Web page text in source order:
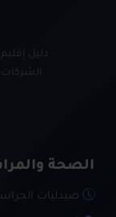
دليل
الصحة
صيدليات